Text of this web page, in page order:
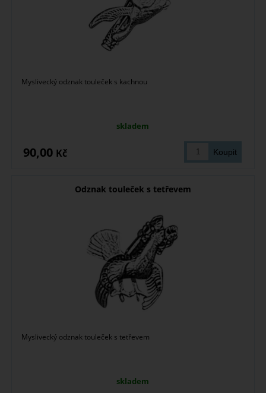
Myslivecký odznak touleček s kachnou
skladem
90,00 Kč
Odznak touleček s tetřevem
Myslivecký odznak touleček s tetřevem
skladem